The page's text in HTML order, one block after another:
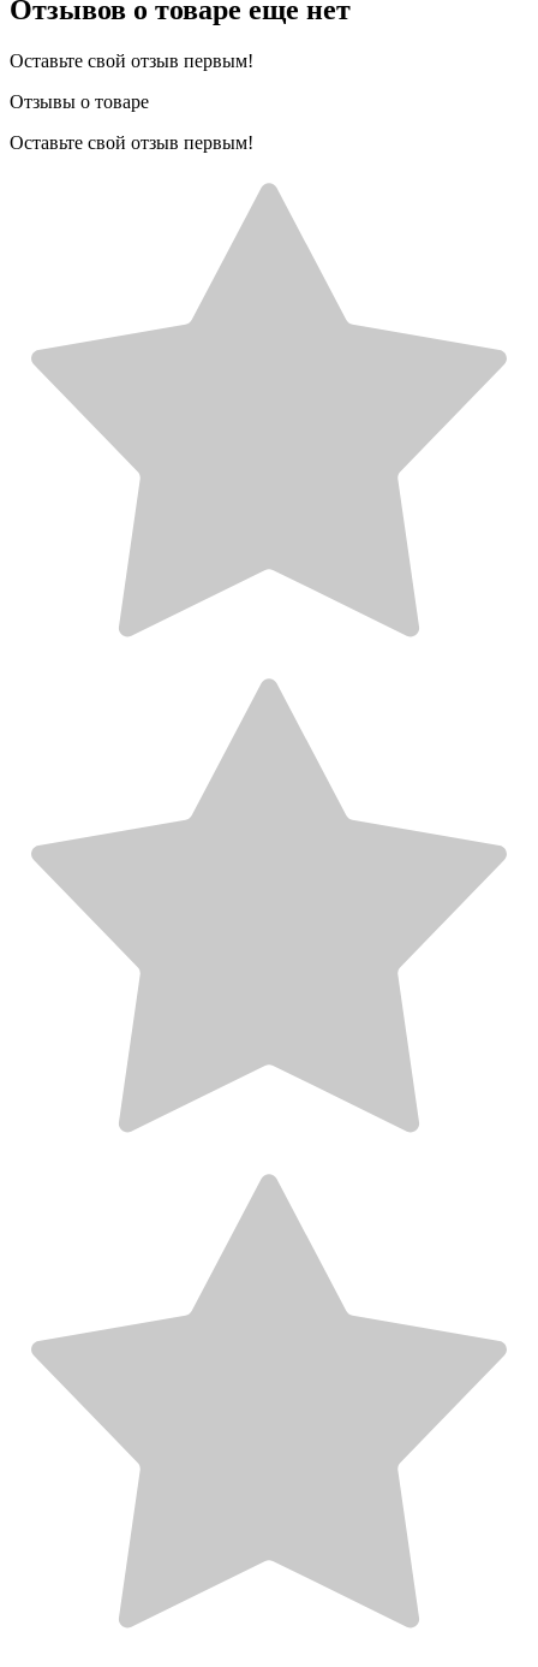
Отзывов о товаре еще нет
Оставьте свой отзыв первым!
Отзывы о товаре
Оставьте свой отзыв первым!